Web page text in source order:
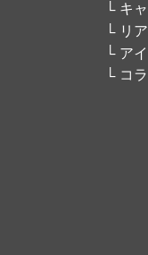
キ
リ
ア
コ